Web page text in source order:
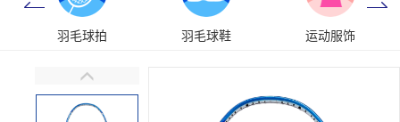
羽毛球拍 羽毛球鞋 运动服饰